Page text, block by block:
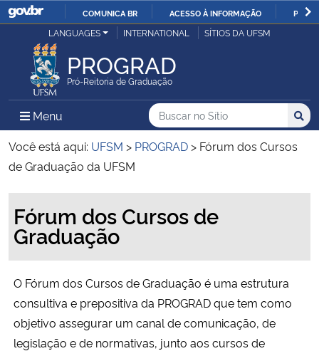
IR
O
COMUNICA BR ACESSO À INFORMAÇÃO
Ministério da Justiça e Segurança Pública
Ministério da Defesa
Ministério das Relações Exteriores
Ministério da Infraestrutura
Ministério da Cidadania
LANGUAGES INTERNATIONAL SÍTIOS DA UFSM
PROGRAD
Pró-Reitoria de Graduação
Menu Menu Principal do Sítio
Busca
Buscar no no Sítio
Busca:
Você está aqui: UFSM > PROGRAD > Fórum dos Cursos
de Graduação da UFSM
Fórum dos Cursos de
Graduação
O Fórum dos Cursos de Graduação é uma estrutura
consultiva e prepositiva da PROGRAD que tem como
objetivo assegurar um canal de comunicação, de
legislação e de normativas, junto aos cursos de